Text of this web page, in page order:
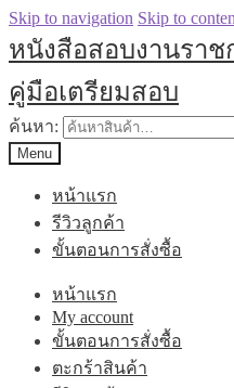
Skip to navigation Skip to
หนังสือสอบงานราช
คู่มือเตรียมสอบ
ค้นหา:
Menu
หน้าแรก
รีวิวลูกค้า
ขั้นตอนการสั่งซื้อ
หน้าแรก
My account
ขั้นตอนการสั่งซื้อ
ตะกร้าสินค้า